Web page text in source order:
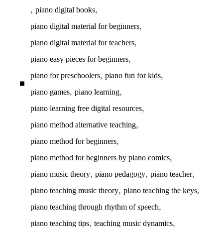
,piano digital books,
piano digital material for beginners,
piano digital material for teachers,
piano easy pieces for beginners,
piano for preschoolers,piano fun for kids,
piano games,piano learning,
piano learning free digital resources,
piano method alternative teaching,
piano method for beginners,
piano method for beginners by piano comics,
piano music theory,piano pedagogy,piano teacher,
piano teaching music theory,piano teaching the keys,
piano teaching through rhythm of speech,
piano teaching tips,teaching music dynamics,